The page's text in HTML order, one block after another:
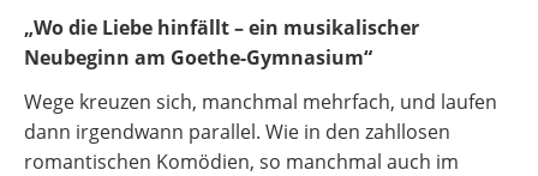
„Wo die Liebe hinfällt – ein musikalischer
Neubeginn am Goethe-Gymnasium“
Wege kreuzen sich, manchmal mehrfach, und laufen
dann irgendwann parallel. Wie in den zahllosen
romantischen Komödien, so manchmal auch im